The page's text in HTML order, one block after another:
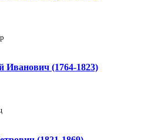
(1764-1823)